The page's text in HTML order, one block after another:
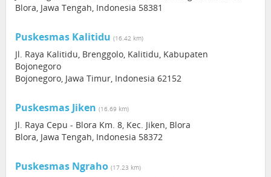
Blora, Jawa Tengah, Indonesia 58381
Puskesmas Kalitidu (16.42 km)
Jl. Raya Kalitidu, Brenggolo, Kalitidu, Kabupaten
Bojonegoro
Bojonegoro, Jawa Timur, Indonesia 62152
Puskesmas Jiken (16.69 km)
Jl. Raya Cepu - Blora Km. 8, Kec. Jiken, Blora
Blora, Jawa Tengah, Indonesia 58372
Puskesmas Ngraho (17.23 km)